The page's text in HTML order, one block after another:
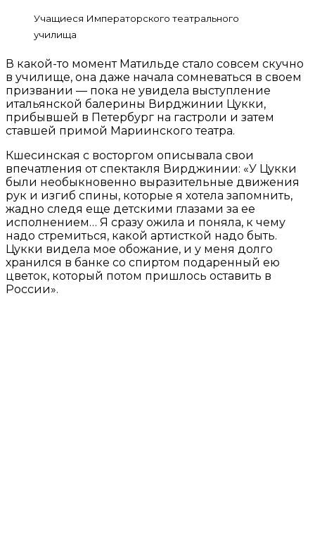
Учащиеся Императорского театрального
училища
В какой-то момент Матильде стало совсем скучно
в училище, она даже начала сомневаться в своем
призвании — пока не увидела выступление
итальянской балерины Вирджинии Цукки,
прибывшей в Петербург на гастроли и затем
ставшей примой Мариинского театра.
Кшесинская с восторгом описывала свои
впечатления от спектакля Вирджинии: «У Цукки
были необыкновенно выразительные движения
рук и изгиб спины, которые я хотела запомнить,
жадно следя еще детскими глазами за ее
исполнением… Я сразу ожила и поняла, к чему
надо стремиться, какой артисткой надо быть.
Цукки видела мое обожание, и у меня долго
хранился в банке со спиртом подаренный ею
цветок, который потом пришлось оставить в
России».